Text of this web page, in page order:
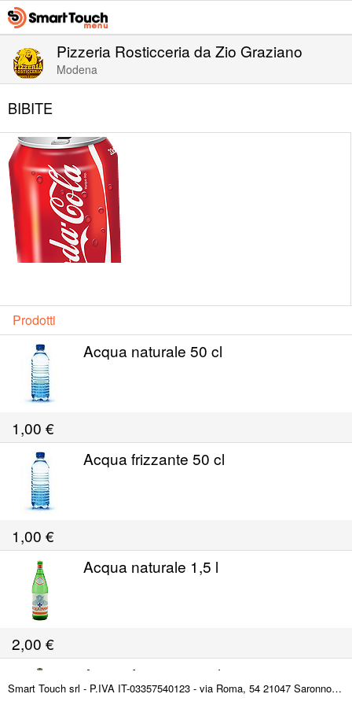
Pizzeria Rosticceria da Zio Graziano
Modena
BIBITE
Prodotti
Acqua naturale 50 cl
1,00 €
Acqua frizzante 50 cl
1,00 €
Acqua naturale 1,5 l
2,00 €
Acqua frizzante 1,5 l
Smart Touch srl - P.IVA IT-03357540123 - via Roma, 54 21047 Saronno (VA) ITALY